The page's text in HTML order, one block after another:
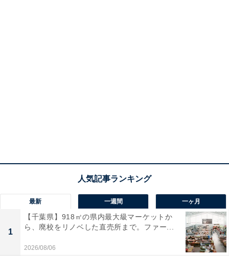
最新 一週間 一ヶ月
1
【千葉県】918㎡の県内最大級マーケットか
ら、廃校をリノベした直売所まで。ファー...
2026/08/06